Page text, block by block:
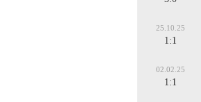
25.10.25
1:1
02.02.25
1:1